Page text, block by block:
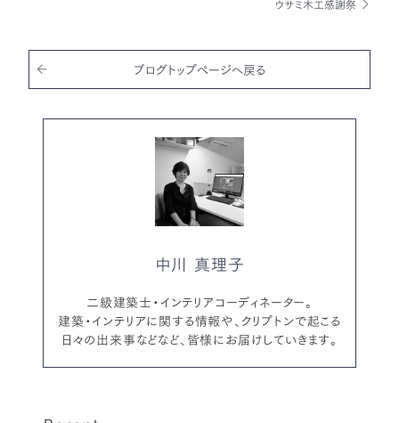
o
o
k
ウサミ木工感謝祭
ブログトップページへ戻る
中川 真理子
二級建築士・インテリアコーディネーター。
建築・インテリアに関する情報や、クリプトンで起こる
日々の出来事などなど、皆様にお届けしていきます。